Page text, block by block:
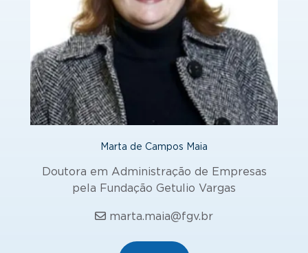
Marta de Campos Maia
Doutora em Administração de Empresas
pela Fundação Getulio Vargas
marta.maia@fgv.br